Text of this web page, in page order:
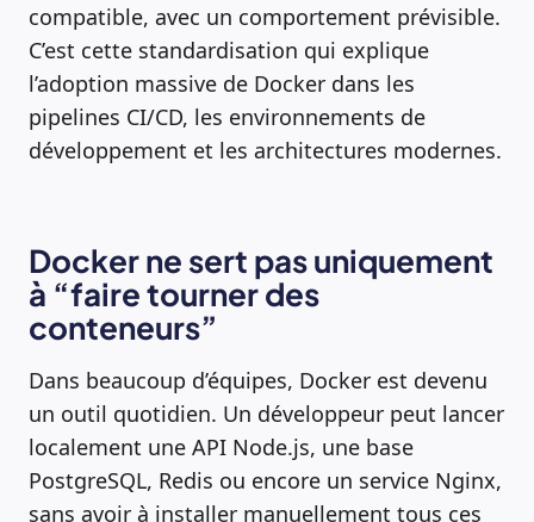
compatible, avec un comportement prévisible.
C’est cette standardisation qui explique
l’adoption massive de Docker dans les
pipelines CI/CD, les environnements de
développement et les architectures modernes.
Docker ne sert pas uniquement
à “faire tourner des
conteneurs”
Dans beaucoup d’équipes, Docker est devenu
un outil quotidien. Un développeur peut lancer
localement une API Node.js, une base
PostgreSQL, Redis ou encore un service Nginx,
sans avoir à installer manuellement tous ces